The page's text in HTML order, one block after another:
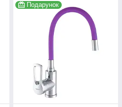
Подарунок